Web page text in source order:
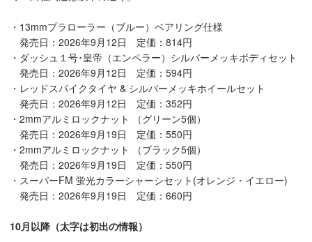
・13mmプラローラー（ブルー）ベアリング仕様
発売日：2026年9月12日 定価：814円
・ダッシュ１号･皇帝（エンペラー）シルバーメッキボディセット
発売日：2026年9月12日 定価：594円
・レッドスパイクタイヤ & シルバーメッキホイールセット
発売日：2026年9月12日 定価：352円
・2mmアルミロックナット （グリーン5個）
発売日：2026年9月19日 定価：550円
・2mmアルミロックナット （ブラック5個）
発売日：2026年9月19日 定価：550円
・スーパーFM 蛍光カラーシャーシセット(オレンジ・イエロー)
発売日：2026年9月19日 定価：660円
10月以降（太字は初出の情報）